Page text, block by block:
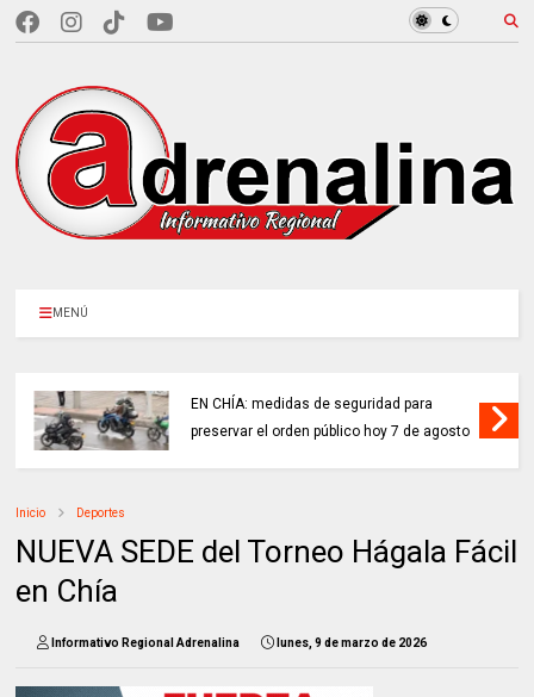
MENÚ
EN CHÍA: medidas de seguridad para
preservar el orden público hoy 7 de agosto
Inicio Deportes
NUEVA SEDE del Torneo Hágala Fácil
en Chía
Informativo Regional Adrenalina lunes, 9 de marzo de 2026